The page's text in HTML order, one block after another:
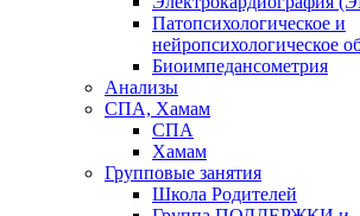
Патопсихологическое и
нейропсихологическое
Биоимпедансометрия
Анализы
СПА, Хамам
СПА
Хамам
Групповые занятия
Школа Родителей